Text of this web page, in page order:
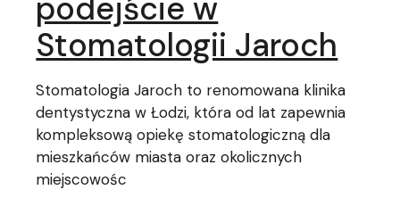
podejście w
Stomatologii Jaroch
Stomatologia Jaroch to renomowana klinika
dentystyczna w Łodzi, która od lat zapewnia
kompleksową opiekę stomatologiczną dla
mieszkańców miasta oraz okolicznych
miejscowośc